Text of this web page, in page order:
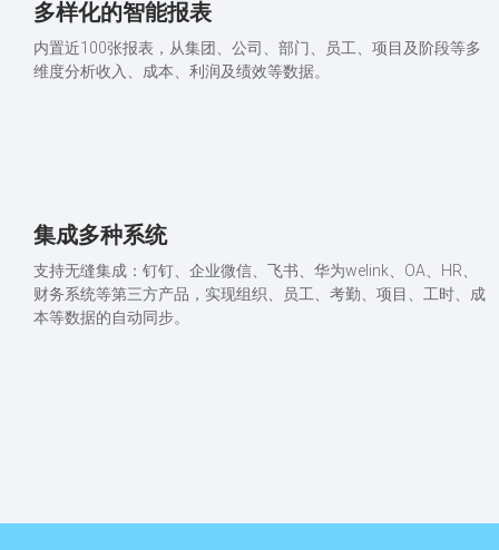
多样化的智能报表
内置近100张报表，从集团、公司、部门、员工、项目及阶段等多
维度分析收入、成本、利润及绩效等数据。
集成多种系统
支持无缝集成：钉钉、企业微信、飞书、华为welink、OA、HR、
财务系统等第三方产品，实现组织、员工、考勤、项目、工时、成
本等数据的自动同步。